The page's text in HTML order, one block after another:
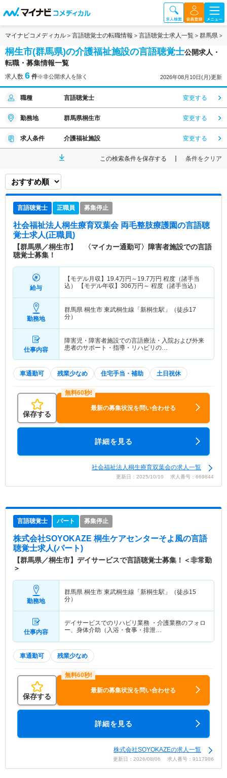
マイナビコメディカル 言語聴覚士の転職情報 言語聴覚士求人一覧 群馬県
桐生市(群馬県)の介護福祉施設の言語聴覚士公開求人・
転職・募集情報一覧
求人数 6 件※非公開求人を除く 2026年08月10日(月)更新
職種 言語聴覚士 変更する
勤務地 群馬県桐生市 変更する
求人条件 介護福祉施設 変更する
この検索条件を保存する 条件をクリア
言語聴覚士 正職員 募集停止
社会福祉法人桐生療育双葉会 両毛整肢療護園の言語聴
覚士求人(正職員)
【群馬県／桐生市】 〈マイカー通勤可〉障害者施設での言語
聴覚士募集！
給与
【モデル月収】 19.4万円～ 19.7万円 程度（諸手当
込） 【モデル年収】 306万円～ 程度（諸手当込）
勤務地
群馬県 桐生市 東武桐生線「新桐生駅」（徒歩17
分）
仕事内容
障害児・障害者施設での言語療法・入院および外来
患者のサポート・指導・リハビリの…
車通勤可 残業少なめ 住宅手当・補助 土日祝休
保存する
最新の募集状況を問い合わせる
詳細を見る
社会福祉法人桐生療育双葉会の求人一覧
更新日：2025/10/10 求人番号：669844
言語聴覚士 パート 募集停止
株式会社SOYOKAZE 桐生ケアセンターそよ風の言語
聴覚士求人(パート)
【群馬県／桐生市】デイサービスで言語聴覚士募集！＜非常勤
＞
勤務地
群馬県 桐生市 東武桐生線「新桐生駅」（徒歩15
分）
仕事内容
デイサービスでのリハビリ業務 ・介護業務のフォロ
ー、身体介助（入浴・食事・排泄…
車通勤可 残業少なめ
保存する
最新の募集状況を問い合わせる
詳細を見る
株式会社SOYOKAZEの求人一覧
更新日：2026/08/06 求人番号：9117986